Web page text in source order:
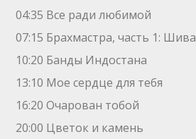
04:35 Все ради любимой
07:15 Брахмастра, часть 1: Шива
10:20 Банды Индостана
13:10 Мое сердце для тебя
16:20 Очарован тобой
20:00 Цветок и камень